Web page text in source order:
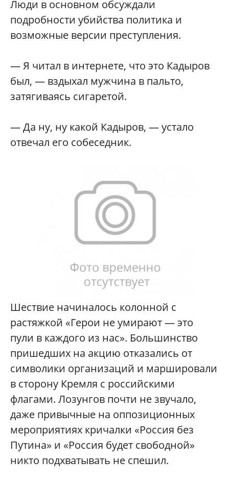
Люди в основном обсуждали
подробности убийства политика и
возможные версии преступления.
— Я читал в интернете, что это Кадыров
был, — вздыхал мужчина в пальто,
затягиваясь сигаретой.
— Да ну, ну какой Кадыров, — устало
отвечал его собеседник.
Шествие начиналось колонной с
растяжкой «Герои не умирают — это
пули в каждого из нас». Большинство
пришедших на акцию отказались от
символики организаций и маршировали
в сторону Кремля с российскими
флагами. Лозунгов почти не звучало,
даже привычные на оппозиционных
мероприятиях кричалки «Россия без
Путина» и «Россия будет свободной»
никто подхватывать не спешил.